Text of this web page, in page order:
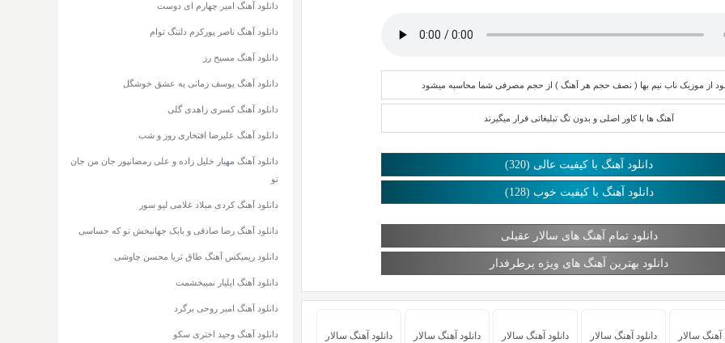
از موزیک ناب نیم بها ( نصف حجم هر آهنگ ) از حجم مصرفی شما محاسبه میشود
آهنگ ها با کاور اصلی و بدون تگ تبلیغاتی قرار میگیرند
دانلود آهنگ با کیفیت عالی (320)
دانلود آهنگ با کیفیت خوب (128)
دانلود تمام آهنگ های سالار عقیلی
دانلود بهترین آهنگ های ویژه پرطرفدار
آهنگ سالار دانلود آهنگ سالار دانلود آهنگ سالار دانلود آهنگ سالار دانلود آهنگ سالار
دانلود آهنگ امیر چهارم ای دوست
دانلود آهنگ ناصر پورکرم دلتنگ توام
دانلود آهنگ مسیح رز
دانلود آهنگ یوسف زمانی یه عشق خوشگل
دانلود آهنگ کسری زاهدی گلی
دانلود آهنگ علیرضا افتخاری روز و شب
دانلود آهنگ مهیار خلیل زاده و علی رمضانپور جان من جان
تو
دانلود آهنگ کردی میلاد غلامی لیو سور
دانلود آهنگ رضا صادقی و بابک جهانبخش تو که حساسی
دانلود ریمیکس آهنگ طاق ثریا محسن چاوشی
دانلود آهنگ ایلیار نمیبخشمت
دانلود آهنگ امیر روحی برگرد
دانلود آهنگ وحید اختری سکو